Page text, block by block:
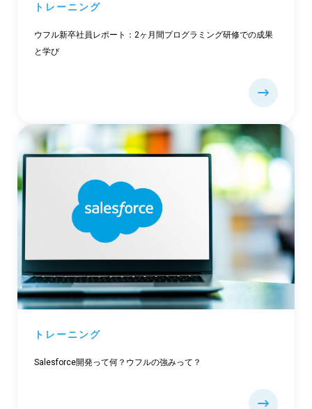
トレーニング
ウフル新卒社員レポート：2ヶ月間プログラミング研修での成果
と学び
トレーニング
Salesforce開発って何？ウフルの強みって？